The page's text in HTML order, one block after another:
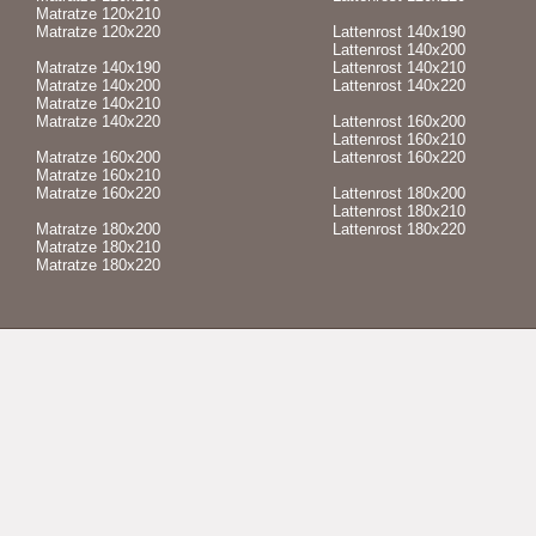
Matratze 120x210
Matratze 120x220
Matratze 140x190
Matratze 140x200
Matratze 140x210
Matratze 140x220
Matratze 160x200
Matratze 160x210
Matratze 160x220
Matratze 180x200
Matratze 180x210
Matratze 180x220
Lattenrost 140x190
Lattenrost 140x200
Lattenrost 140x210
Lattenrost 140x220
Lattenrost 160x200
Lattenrost 160x210
Lattenrost 160x220
Lattenrost 180x200
Lattenrost 180x210
Lattenrost 180x220